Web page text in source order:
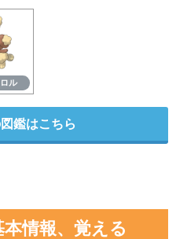
ル
鑑はこちら
情報、覚える